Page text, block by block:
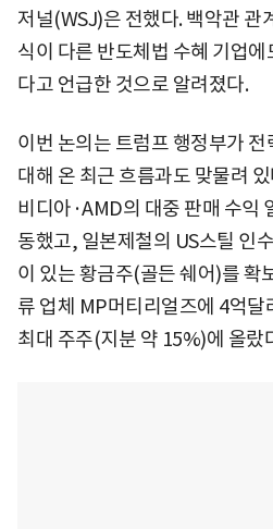
저널(WSJ)은 전했다. 백악관 관
식이 다른 반도체법 수혜 기업
다고 언급한 것으로 알려졌다.
이번 논의는 트럼프 행정부가
대해 온 최근 흐름과도 맞물려
비디아·AMD의 대중 판매 수익
동했고, 일본제철의 US스틸 인
이 있는 황금주(골든 쉐어)를 확
류 업체 MP머티리얼즈에 4억달
최대 주주(지분 약 15%)에 올랐